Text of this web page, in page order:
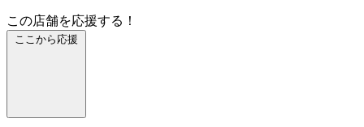
この店舗を応援する！
ここから応援